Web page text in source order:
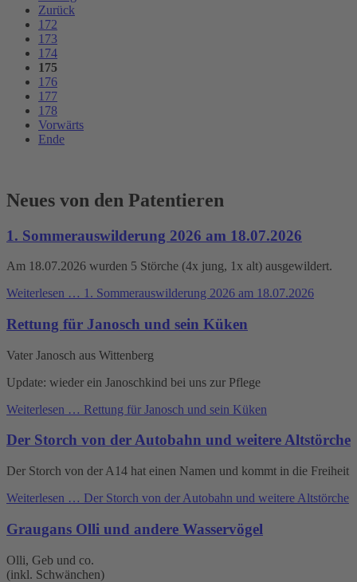
Zurück
172
173
174
175
176
177
178
Vorwärts
Ende
Neues von den Patentieren
1. Sommerauswilderung 2026 am 18.07.2026
Am 18.07.2026 wurden 5 Störche (4x jung, 1x alt) ausgewildert.
Weiterlesen … 1. Sommerauswilderung 2026 am 18.07.2026
Rettung für Janosch und sein Küken
Vater Janosch aus Wittenberg
Update: wieder ein Janoschkind bei uns zur Pflege
Weiterlesen … Rettung für Janosch und sein Küken
Der Storch von der Autobahn und weitere Altstörche
Der Storch von der A14 hat einen Namen und kommt in die Freiheit
Weiterlesen … Der Storch von der Autobahn und weitere Altstörche
Graugans Olli und andere Wasservögel
Olli, Geb und co.
(inkl. Schwänchen)